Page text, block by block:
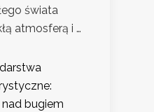
świata
atmosferą i …
bugiem